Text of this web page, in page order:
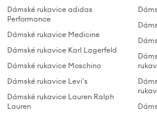
Dámské rukavice adidas
Performance
Dámské rukavice Medicine
Dámské rukavice Karl Lagerfeld
Dámské rukavice Moschino
Dámské rukavice Levi's
Dámské rukavice Lauren Ralph
Lauren